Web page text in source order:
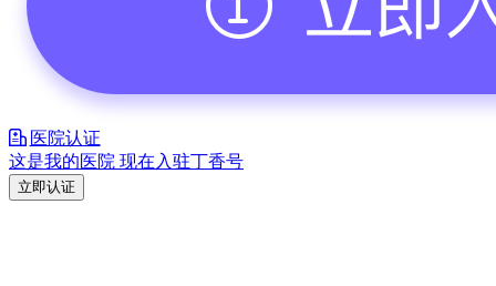
医院认证
这是我的医院 现在入驻丁香号
立即认证